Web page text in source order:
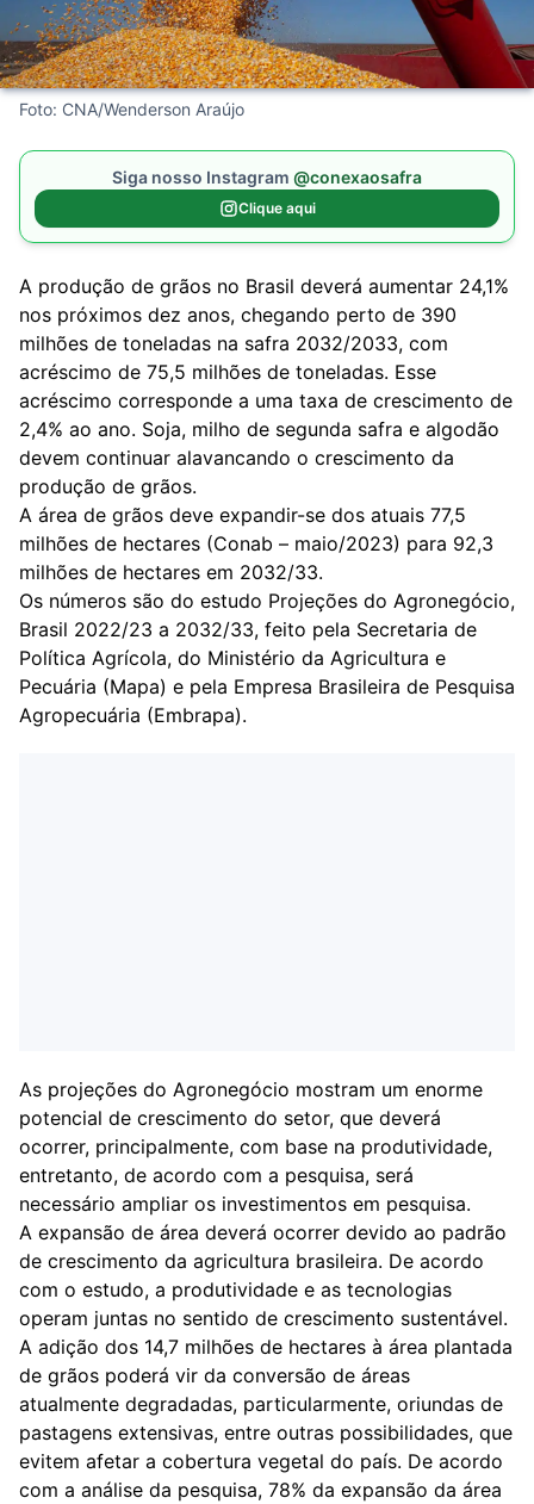
Foto: CNA/Wenderson Araújo
Siga nosso Instagram @conexaosafra
Clique aqui
A produção de grãos no Brasil deverá aumentar 24,1%
nos próximos dez anos, chegando perto de 390
milhões de toneladas na safra 2032/2033, com
acréscimo de 75,5 milhões de toneladas. Esse
acréscimo corresponde a uma taxa de crescimento de
2,4% ao ano. Soja, milho de segunda safra e algodão
devem continuar alavancando o crescimento da
produção de grãos.
A área de grãos deve expandir-se dos atuais 77,5
milhões de hectares (Conab – maio/2023) para 92,3
milhões de hectares em 2032/33.
Os números são do estudo Projeções do Agronegócio,
Brasil 2022/23 a 2032/33, feito pela Secretaria de
Política Agrícola, do Ministério da Agricultura e
Pecuária (Mapa) e pela Empresa Brasileira de Pesquisa
Agropecuária (Embrapa).
As projeções do Agronegócio mostram um enorme
potencial de crescimento do setor, que deverá
ocorrer, principalmente, com base na produtividade,
entretanto, de acordo com a pesquisa, será
necessário ampliar os investimentos em pesquisa.
A expansão de área deverá ocorrer devido ao padrão
de crescimento da agricultura brasileira. De acordo
com o estudo, a produtividade e as tecnologias
operam juntas no sentido de crescimento sustentável.
A adição dos 14,7 milhões de hectares à área plantada
de grãos poderá vir da conversão de áreas
atualmente degradadas, particularmente, oriundas de
pastagens extensivas, entre outras possibilidades, que
evitem afetar a cobertura vegetal do país. De acordo
com a análise da pesquisa, 78% da expansão da área